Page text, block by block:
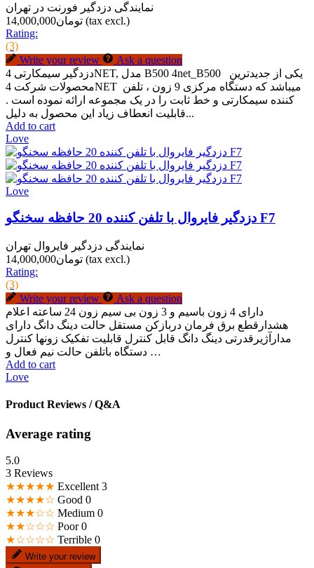
نمایندگی دزدگیر فورنت در تهران
تومان14,000,000 (tax excl.)
Rating:
(3)
Write your review
Ask a question
دزدگیر سیمکارتی 4NET, مدل B500 4net_B500 یکی از جدیدترین
محصولات شرکت 4NET میباشد که دستگاه مرکزی 9 زون ، تلفن
کننده سیمکارتی و خط ثابت را در یک مجموعه ارائه نموده است .
قابلیت انعطاف زیاد این محصول به دلیل...
Add to cart
Love
Love
دزدگیر فایروال با تلفن کننده 20 حافظه سخنگو F7
نمایندگی دزدگیر فایروال تهران
تومان14,000,000 (tax excl.)
Rating:
(3)
Write your review
Ask a question
دارای 4 زون باسیم و 3 زون بی سیم زون 24 ساعته اعلام
هشدارقطع برق فرمان دربازکن مستقل حالت دینگ دانگ دارای
مدارآژیرقدرتی دینگ دانگ قابل کنترل قابلیت تفکیک زونها کنترل
دستگاه باتلفن حالت نیم فعال و …
Add to cart
Love
Product Reviews / Q&A
Average rating
5.0
3 Reviews
★★★★★ Excellent 3
★★★★☆ Good 0
★★★☆☆ Medium 0
★★☆☆☆ Poor 0
★☆☆☆☆ Terrible 0
Write your review